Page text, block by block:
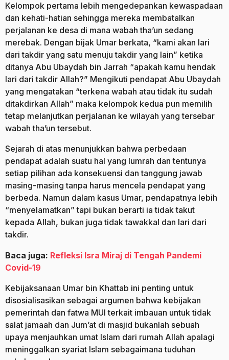
Kelompok pertama lebih mengedepankan kewaspadaan
dan kehati-hatian sehingga mereka membatalkan
perjalanan ke desa di mana wabah tha’un sedang
merebak. Dengan bijak Umar berkata, “kami akan lari
dari takdir yang satu menuju takdir yang lain” ketika
ditanya Abu Ubaydah bin Jarrah “apakah kamu hendak
lari dari takdir Allah?” Mengikuti pendapat Abu Ubaydah
yang mengatakan “terkena wabah atau tidak itu sudah
ditakdirkan Allah” maka kelompok kedua pun memilih
tetap melanjutkan perjalanan ke wilayah yang tersebar
wabah tha’un tersebut.
Sejarah di atas menunjukkan bahwa perbedaan
pendapat adalah suatu hal yang lumrah dan tentunya
setiap pilihan ada konsekuensi dan tanggung jawab
masing-masing tanpa harus mencela pendapat yang
berbeda. Namun dalam kasus Umar, pendapatnya lebih
“menyelamatkan” tapi bukan berarti ia tidak takut
kepada Allah, bukan juga tidak tawakkal dan lari dari
takdir.
Baca juga: Refleksi Isra Miraj di Tengah Pandemi
Covid-19
Kebijaksanaan Umar bin Khattab ini penting untuk
disosialisasikan sebagai argumen bahwa kebijakan
pemerintah dan fatwa MUI terkait imbauan untuk tidak
salat jamaah dan Jum’at di masjid bukanlah sebuah
upaya menjauhkan umat Islam dari rumah Allah apalagi
meninggalkan syariat Islam sebagaimana tuduhan